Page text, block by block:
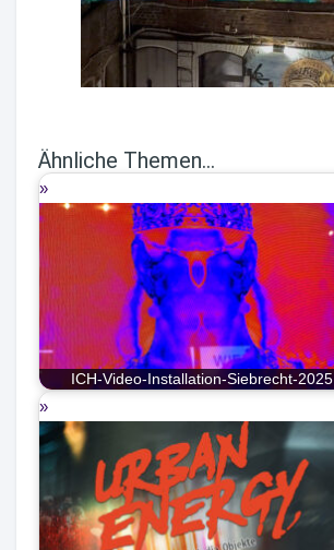
Ähnliche Themen...
ICH-Video-Installation-Siebrecht-2025